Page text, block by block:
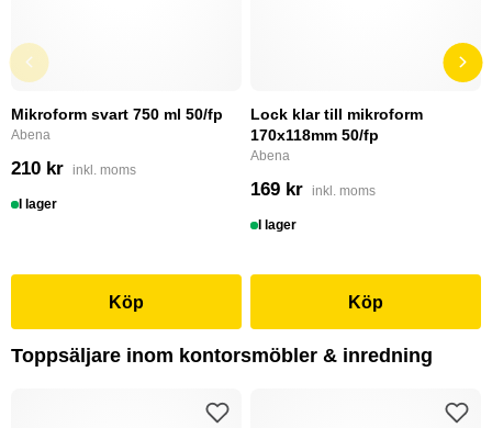
Mikroform svart 750 ml 50/fp
Abena
210 kr inkl. moms
I lager
Köp
Lock klar till mikroform
170x118mm 50/fp
Abena
169 kr inkl. moms
I lager
Köp
Toppsäljare inom kontorsmöbler & inredning